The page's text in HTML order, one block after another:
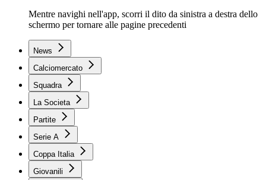
Mentre navighi nell'app, scorri il dito da sinistra a destra dello
schermo per tornare alle pagine precedenti
News
Calciomercato
Squadra
La Societa
Partite
Serie A
Coppa Italia
Giovanili